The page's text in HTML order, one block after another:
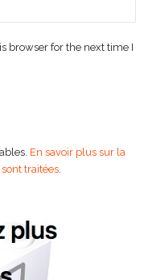
browser for the next time I
En savoir plus sur la
traitées